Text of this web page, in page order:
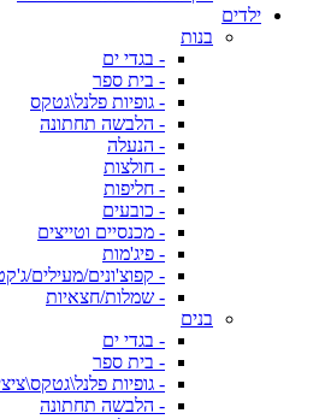
ילדים
בנות
- בגדי ים
- בית ספר
- גופיות פלנל\גטקס
- הלבשה תחתונה
- הנעלה
- חולצות
- חליפות
- כובעים
- מכנסיים וטייצים
- פיג'מות
- קפוצ'ונים/מעילים/
- שמלות/חצאיות
בנים
- בגדי ים
- בית ספר
- גופיות
- הלבשה תחתונה